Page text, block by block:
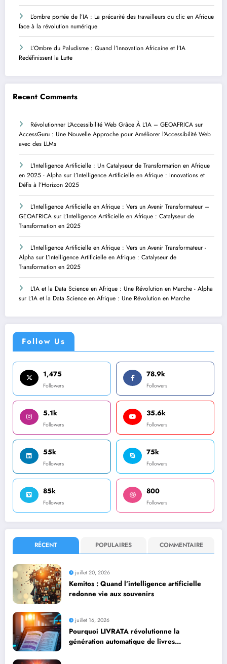
L’ombre portée de l’IA : La précarité des travailleurs du clic en Afrique
face à la révolution numérique
L’Ombre du Paludisme : Quand l’Innovation Africaine et l’IA
Redéfinissent la Lutte
Recent Comments
Révolutionner L’Accessibilité Web Grâce À L’IA – GEOAFRICA sur
AccessGuru : Une Nouvelle Approche pour Améliorer l’Accessibilité Web
avec des LLMs
L'Intelligence Artificielle : Un Catalyseur de Transformation en Afrique
en 2025 - Alpha sur L’Intelligence Artificielle en Afrique : Innovations et
Défis à l’Horizon 2025
L’Intelligence Artificielle en Afrique : Vers un Avenir Transformateur –
GEOAFRICA sur L’Intelligence Artificielle en Afrique : Catalyseur de
Transformation en 2025
L'Intelligence Artificielle en Afrique : Vers un Avenir Transformateur -
Alpha sur L’Intelligence Artificielle en Afrique : Catalyseur de
Transformation en 2025
L'IA et la Data Science en Afrique : Une Révolution en Marche - Alpha
sur L’IA et la Data Science en Afrique : Une Révolution en Marche
Follow Us
1,475
Followers
78.9k
Followers
5.1k
Followers
35.6k
Followers
55k
Followers
75k
Followers
85k
Followers
800
Followers
RÉCENT POPULAIRES COMMENTAIRE
juillet 20, 2026
Kemitos : Quand l’intelligence artificielle
redonne vie aux souvenirs
juillet 16, 2026
Pourquoi LIVRATA révolutionne la
génération automatique de livres